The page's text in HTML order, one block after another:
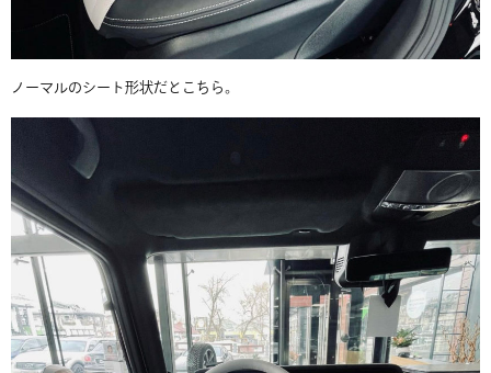
ノーマルのシート形状だとこちら。